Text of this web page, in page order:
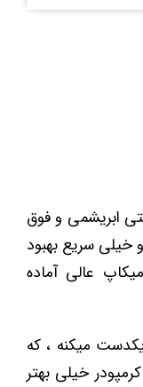
ابریشمی و فوق
سریع بهبود
عالی آماده
میکنه ، که
خیلی بهتر